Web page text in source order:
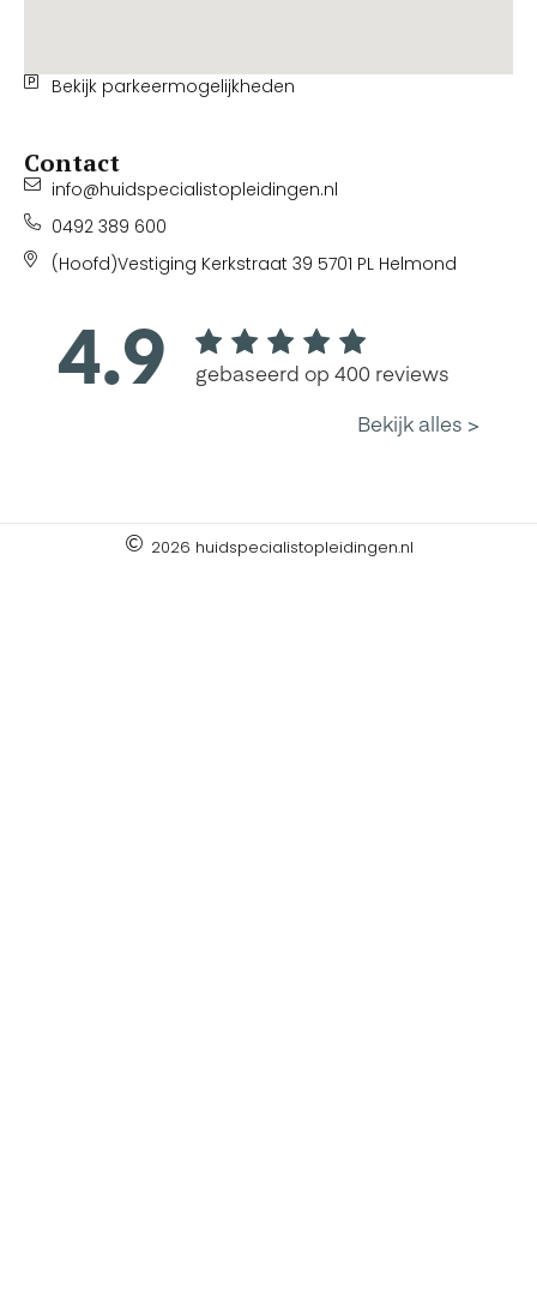
Bekijk parkeermogelijkheden
Contact
info@huidspecialistopleidingen.nl
0492 389 600
(Hoofd)Vestiging Kerkstraat 39 5701 PL Helmond
2026 huidspecialistopleidingen.nl